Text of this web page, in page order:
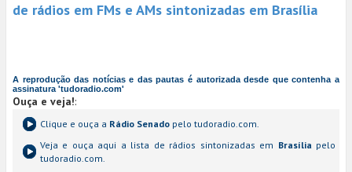
de rádios em FMs e AMs sintonizadas em Brasília
A reprodução das notícias e das pautas é autorizada desde que contenha a
assinatura 'tudoradio.com'
Ouça e veja!:
Clique e ouça a Rádio Senado pelo tudoradio.com.
Veja e ouça aqui a lista de rádios sintonizadas em Brasília pelo
tudoradio.com.